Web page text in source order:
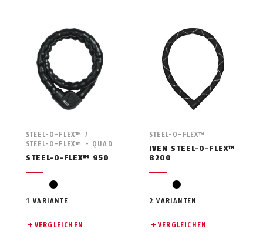
STEEL-O-FLEX™ /
STEEL-O-FLEX™ - QUAD
STEEL-O-FLEX™ 950
schwarz
1 VARIANTE
VERGLEICHEN
STEEL-O-FLEX™
IVEN STEEL-O-FLEX™
8200
schwarz
2 VARIANTEN
VERGLEICHEN